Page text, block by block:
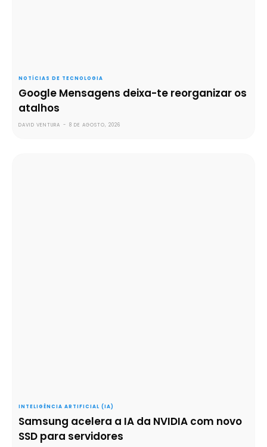
NOTÍCIAS DE TECNOLOGIA
Google Mensagens deixa-te reorganizar os
atalhos
DAVID VENTURA - 8 DE AGOSTO, 2026
INTELIGÊNCIA ARTIFICIAL (IA)
Samsung acelera a IA da NVIDIA com novo
SSD para servidores